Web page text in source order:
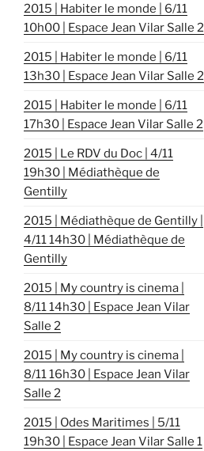
2015 | Habiter le monde | 6/11
10h00 | Espace Jean Vilar Salle 2
2015 | Habiter le monde | 6/11
13h30 | Espace Jean Vilar Salle 2
2015 | Habiter le monde | 6/11
17h30 | Espace Jean Vilar Salle 2
2015 | Le RDV du Doc | 4/11
19h30 | Médiathèque de
Gentilly
2015 | Médiathèque de Gentilly |
4/11 14h30 | Médiathèque de
Gentilly
2015 | My country is cinema |
8/11 14h30 | Espace Jean Vilar
Salle 2
2015 | My country is cinema |
8/11 16h30 | Espace Jean Vilar
Salle 2
2015 | Odes Maritimes | 5/11
19h30 | Espace Jean Vilar Salle 1